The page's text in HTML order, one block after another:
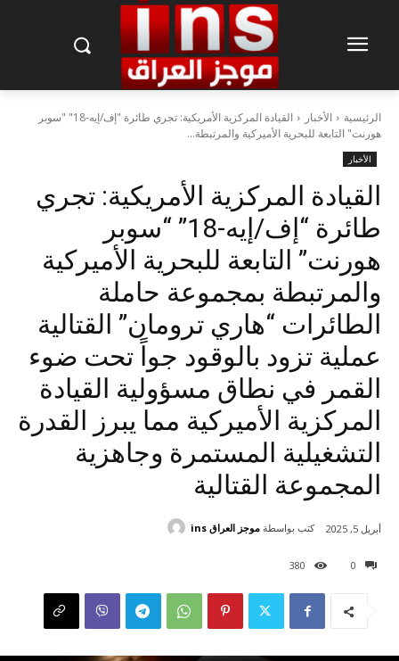
الرئيسية الأخبار
القيادة المركزية الأمريكية: تجري طائرة "إف/إيه-18" "سوبر
هورنت" التابعة للبحرية الأميركية والمرتبطة...
الأخبار
القيادة المركزية الأمريكية: تجري
طائرة “إف/إيه-18” “سوبر
هورنت” التابعة للبحرية الأميركية
والمرتبطة بمجموعة حاملة
الطائرات “هاري ترومان” القتالية
عملية تزود بالوقود جواً تحت ضوء
القمر في نطاق مسؤولية القيادة
المركزية الأميركية مما يبرز القدرة
التشغيلية المستمرة وجاهزية
المجموعة القتالية
0
380
أبريل 5, 2025 كتب بواسطة موجز العراق ins